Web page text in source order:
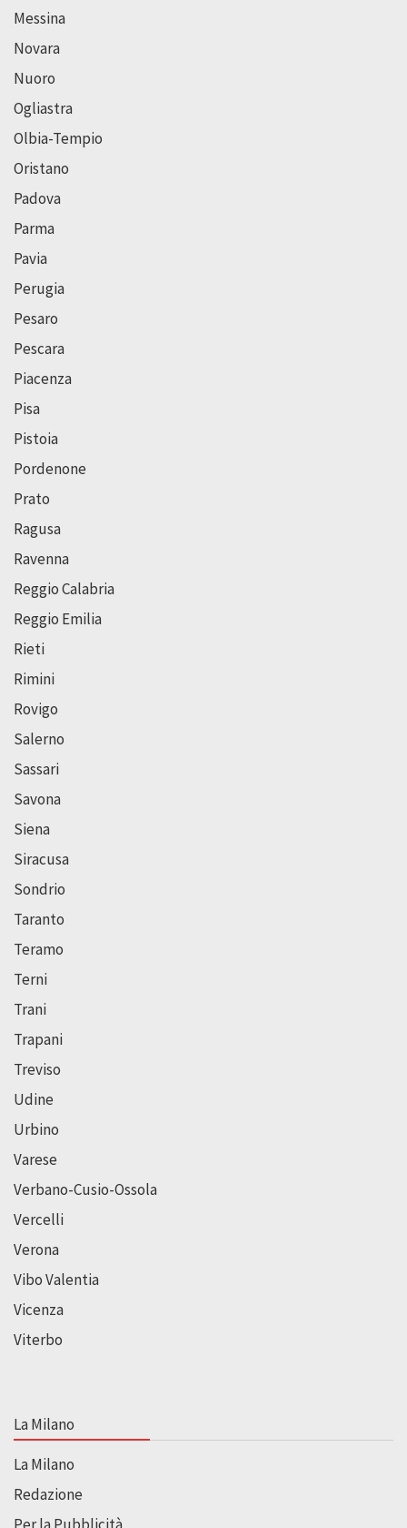
Messina
Novara
Nuoro
Ogliastra
Olbia-Tempio
Oristano
Padova
Parma
Pavia
Perugia
Pesaro
Pescara
Piacenza
Pisa
Pistoia
Pordenone
Prato
Ragusa
Ravenna
Reggio Calabria
Reggio Emilia
Rieti
Rimini
Rovigo
Salerno
Sassari
Savona
Siena
Siracusa
Sondrio
Taranto
Teramo
Terni
Trani
Trapani
Treviso
Udine
Urbino
Varese
Verbano-Cusio-Ossola
Vercelli
Verona
Vibo Valentia
Vicenza
Viterbo
La Milano
La Milano
Redazione